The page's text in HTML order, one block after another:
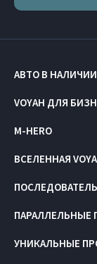
АВТО В НАЛИЧИИ
VOYAH ДЛЯ
M-HERO
ВСЕЛЕННАЯ
ПАРАЛЛЕЛЬНЫЕ
УНИКАЛЬНЫЕ